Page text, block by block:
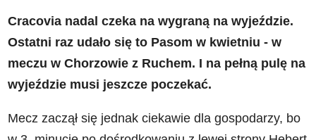
Cracovia nadal czeka na wygraną na wyjeździe.
Ostatni raz udało się to Pasom w kwietniu - w
meczu w Chorzowie z Ruchem. I na pełną pulę na
wyjeździe musi jeszcze poczekać.
Mecz zaczął się jednak ciekawie dla gospodarzy, bo